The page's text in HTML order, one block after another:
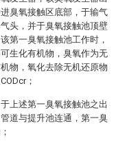
臭氧接触区底部，于输气
头，并于臭氧接触池顶壁
第一臭氧接触池工作时，
生化有机物，臭氧作为无
物，氧化去除无机还原物
；
上述第一臭氧接触池之出
道与提升池连通，第一臭